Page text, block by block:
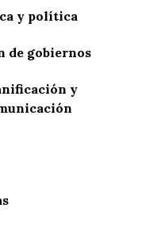
y política
de gobiernos
y